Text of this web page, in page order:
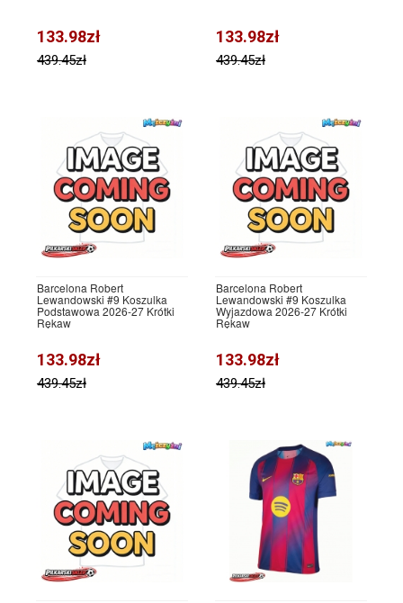
133.98zł
439.45zł
133.98zł
439.45zł
Barcelona Robert
Lewandowski #9 Koszulka
Podstawowa 2026-27 Krótki
Rękaw
133.98zł
439.45zł
Barcelona Robert
Lewandowski #9 Koszulka
Wyjazdowa 2026-27 Krótki
Rękaw
133.98zł
439.45zł